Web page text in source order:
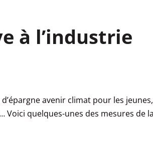
à l’industrie
avenir climat pour les jeunes,
quelques-unes des mesures de